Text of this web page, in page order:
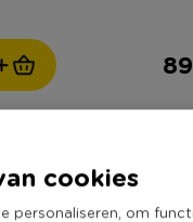
cookies
personaliseren, om